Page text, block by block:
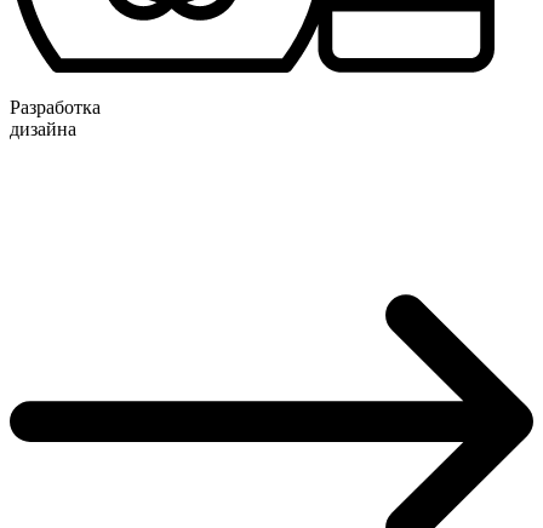
Разработка
дизайна